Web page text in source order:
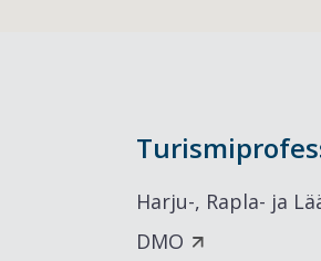
Harju-, Rapla- ja
DMO